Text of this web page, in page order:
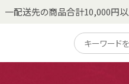
一配送先の商品合計10,000円